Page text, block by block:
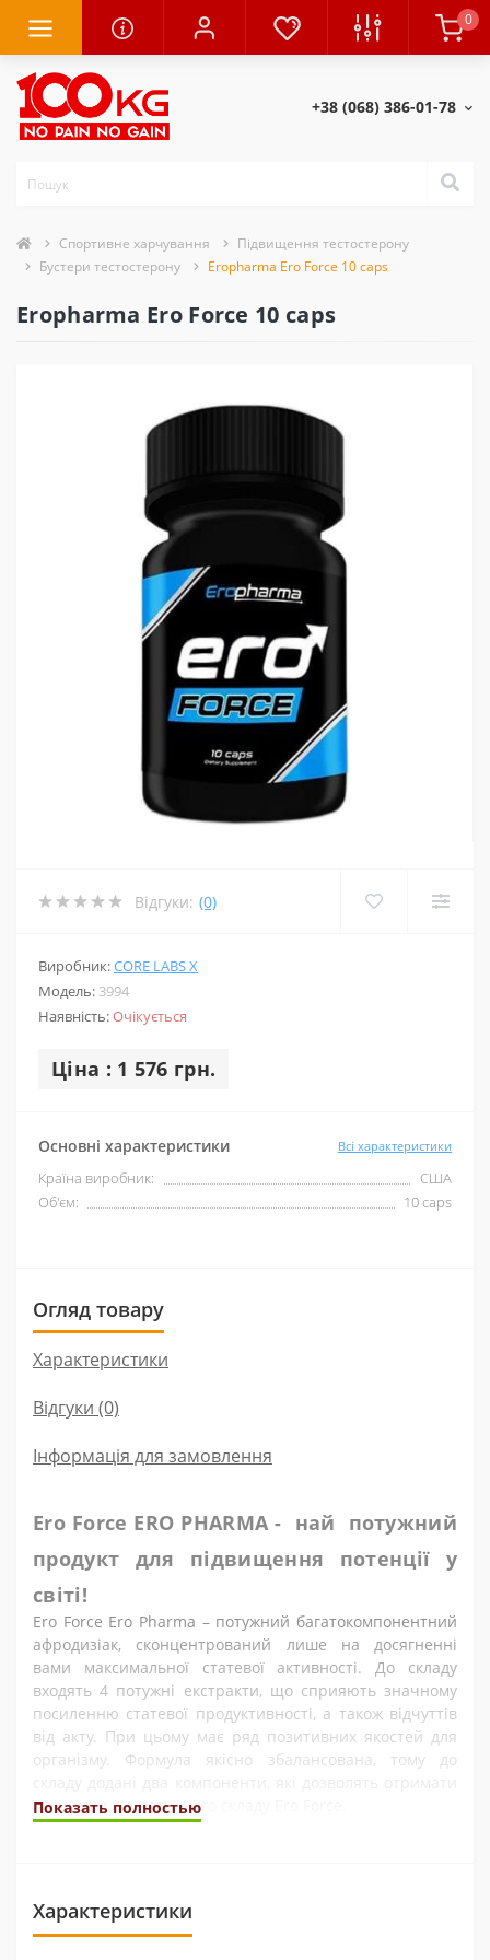
0
+38 (068) 386-01-78
Спортивне харчування
Підвищення тестостерону
Бустери тестостерону
Eropharma Ero Force 10 caps
Eropharma Ero Force 10 caps
Відгуки: (0)
Виробник:CORE LABS X
Модель: 3994
Наявність:Очікується
Ціна : 1 576 грн.
Основні характеристики Всі характеристики
Країна виробник:
США
Об'єм:
10 caps
Огляд товару
Характеристики
Відгуки (0)
Інформація для замовлення
Ero Force ERO PHARMA - най потужний
продукт для підвищення потенції у
світі!
Ero Force Ero Pharma – потужний багатокомпонентний
афродизіак, сконцентрований лише на досягненні
вами максимальної статевої активності. До складу
входять 4 потужні екстракти, що сприяють значному
посиленню статевої продуктивності, а також відчуттів
від акту. При цьому має ряд позитивних якостей для
організму. Формула якісно збалансована, тому до
максимум від потужного складу Ero Force.
Більш гострі відчуття;
Показать полностью
Характеристики